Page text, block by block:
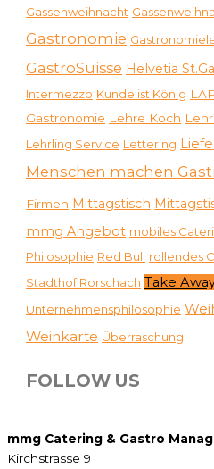
Gassenweihnacht
Gastronomie
GastroSuisse Helvetia
Intermezzo Kunde ist König
Gastronomie Lehre Koch
Lehrling Service Lettering
Menschen machen
Firmen Mittagstisch
mmg Angebot mobiles
Philosophie Red Bull rollendes
Stadthof Rorschach Take
Unternehmensphilosophie
Weinkarte Überraschung
FOLLOW US
mmg Catering & Gastro
Kirchstrasse 9